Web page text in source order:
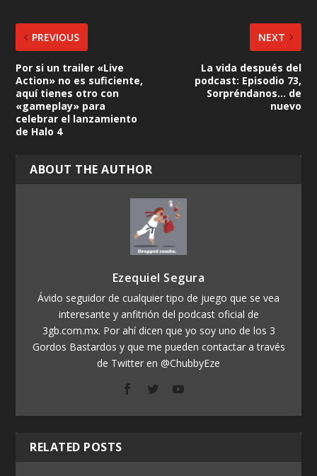
PREVIOUS
Por si un trailer «Live
Action» no es suficiente,
aquí tienes otro con
«gameplay» para
celebrar el lanzamiento
de Halo 4
NEXT
La vida después del
podcast: Episodio 73,
Sorpréndanos… de
nuevo
ABOUT THE AUTHOR
Ezequiel Segura
Ávido seguidor de cualquier tipo de juego que se vea
interesante y anfitrión del podcast oficial de
3gb.com.mx. Por ahí dicen que yo soy uno de los 3
Gordos Bastardos y que me pueden contactar a través
de Twitter en @ChubbyEze
RELATED POSTS